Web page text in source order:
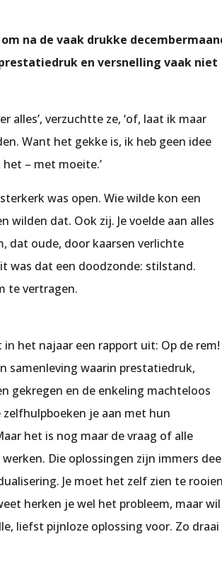
na de vaak drukke
en versnelling vaak niet
alles’, verzuchtte ze, ‘of, laat ik maar
Want het gekke is, ik heb geen idee
– met moeite.’
was open. Wie wilde kon een
wilden dat. Ook zij. Je voelde aan alles
dat oude, door kaarsen verlichte
was dat een doodzonde: stilstand.
te vertragen.
in het najaar een rapport uit: Op de rem!
samenleving waarin prestatiedruk,
gekregen en de enkeling machteloos
je aan met hun
het is nog maar de vraag of alle
Die oplossingen zijn immers
Je moet het zelf zien te
herken je wel het probleem, maar wil
liefst pijnloze oplossing voor. Zo draai